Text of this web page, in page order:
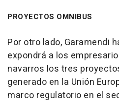
PROYECTOS OMNIBUS
Por otro lado, Garamendi
expondrá a los
navarros los tres
generado en la Unión
marco regulatorio en el